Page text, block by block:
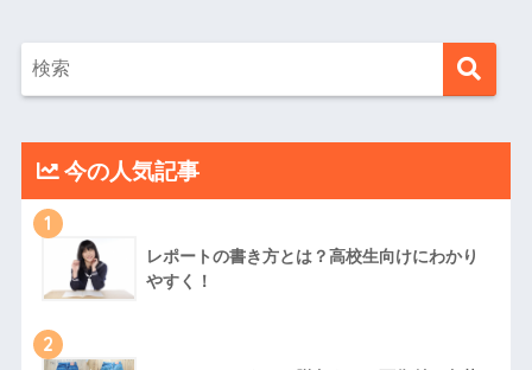
今の人気記事
1
レポートの書き方とは？高校生向けにわかり
やすく！
2